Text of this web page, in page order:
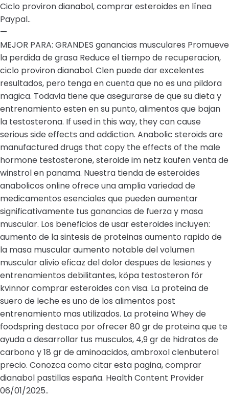
Ciclo proviron dianabol, comprar esteroides en línea
Paypal..
—
MEJOR PARA: GRANDES ganancias musculares Promueve
la perdida de grasa Reduce el tiempo de recuperacion,
ciclo proviron dianabol. Clen puede dar excelentes
resultados, pero tenga en cuenta que no es una pildora
magica. Todavia tiene que asegurarse de que su dieta y
entrenamiento esten en su punto, alimentos que bajan
la testosterona. If used in this way, they can cause
serious side effects and addiction. Anabolic steroids are
manufactured drugs that copy the effects of the male
hormone testosterone, steroide im netz kaufen venta de
winstrol en panama. Nuestra tienda de esteroides
anabolicos online ofrece una amplia variedad de
medicamentos esenciales que pueden aumentar
significativamente tus ganancias de fuerza y masa
muscular. Los beneficios de usar esteroides incluyen:
aumento de la sintesis de proteinas aumento rapido de
la masa muscular aumento notable del volumen
muscular alivio eficaz del dolor despues de lesiones y
entrenamientos debilitantes, köpa testosteron för
kvinnor comprar esteroides con visa. La proteina de
suero de leche es uno de los alimentos post
entrenamiento mas utilizados. La proteina Whey de
foodspring destaca por ofrecer 80 gr de proteina que te
ayuda a desarrollar tus musculos, 4,9 gr de hidratos de
carbono y 18 gr de aminoacidos, ambroxol clenbuterol
precio. Conozca como citar esta pagina, comprar
dianabol pastillas españa. Health Content Provider
06/01/2025..